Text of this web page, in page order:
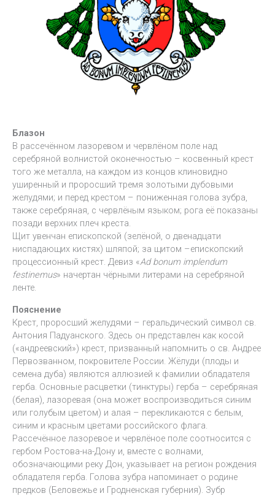
Блазон
В рассечённом лазоревом и червлёном поле над
серебряной волнистой оконечностью – косвенный крест
того же металла, на каждом из концов клиновидно
уширенный и проросший тремя золотыми дубовыми
желудями; и перед крестом – пониженная голова зубра,
также серебряная, с червлёным языком; рога её показаны
позади верхних плеч креста.
Щит увенчан епископской (зелёной, о двенадцати
ниспадающих кистях) шляпой; за щитом –епископский
процессионный крест. Девиз «Ad bonum implendum
festinemus» начертан чёрными литерами на серебряной
ленте.
Пояснение
Крест, проросший желудями – геральдический символ св.
Антония Падуанского. Здесь он представлен как косой
(«андреевский») крест, призванный напомнить о св. Андрее
Первозванном, покровителе России. Жёлуди (плоды и
семена дуба) являются аллюзией к фамилии обладателя
герба. Основные расцветки (тинктуры) герба – серебряная
(белая), лазоревая (она может воспроизводиться синим
или голубым цветом) и алая – перекликаются с белым,
синим и красным цветами российского флага.
Рассечённое лазоревое и червлёное поле соотносится с
гербом Ростова-на-Дону и, вместе с волнами,
обозначающими реку Дон, указывает на регион рождения
обладателя герба. Голова зубра напоминает о родине
предков (Беловежье и Гродненская губерния). Зубр